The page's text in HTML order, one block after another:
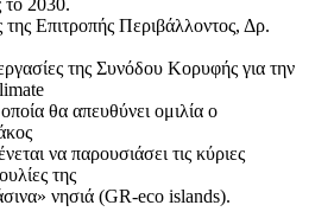
Επιτροπής Περιβάλλοντος, Δρ.
της Συνόδου Κορυφής για την
θα απευθύνει ομιλία ο
να παρουσιάσει τις κύριες
της
νησιά (GR-eco islands).